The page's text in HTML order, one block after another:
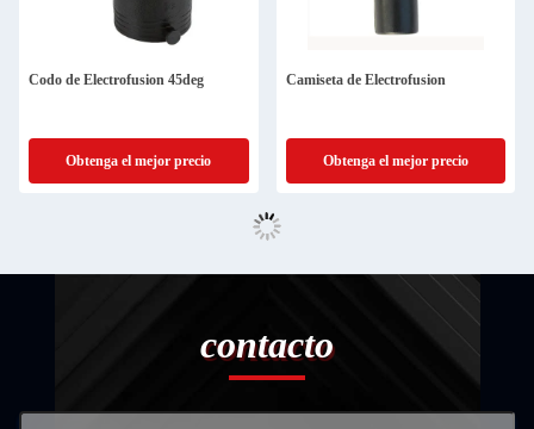
Codo de Electrofusion 45deg
Obtenga el mejor precio
Camiseta de Electrofusion
Obtenga el mejor precio
contacto